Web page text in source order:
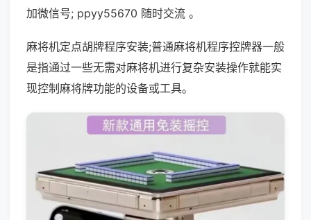
加微信号; ppyy55670 随时交流 。
麻将机定点胡牌程序安装;普通麻将机程序控牌器一般
是指通过一些无需对麻将机进行复杂安装操作就能实
现控制麻将牌功能的设备或工具。